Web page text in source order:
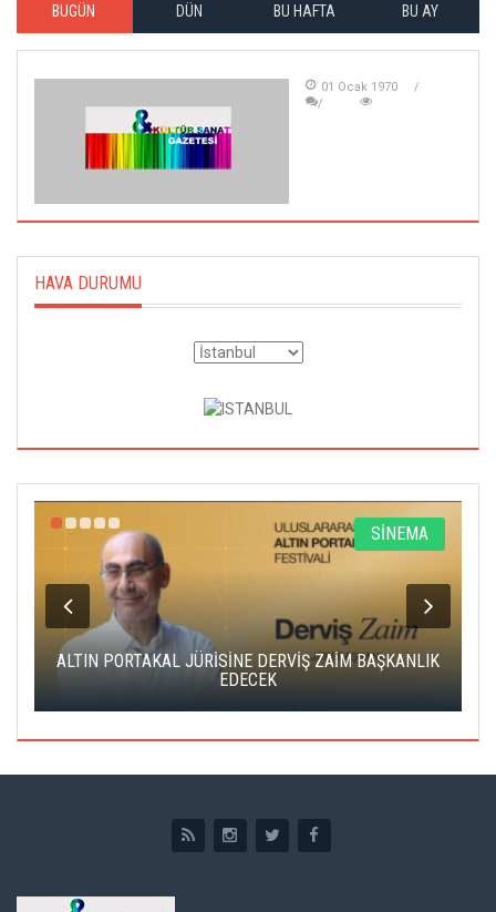
BUGÜN DÜN BU HAFTA BU AY
01 Ocak 1970
HAVA DURUMU
SİNEMA
ALTIN PORTAKAL JÜRİSİNE DERVİŞ ZAİM BAŞKANLIK
EDECEK